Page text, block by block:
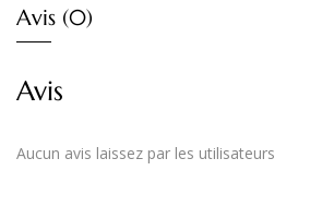
Avis (0)
Avis
Aucun avis laissez par les utilisateurs